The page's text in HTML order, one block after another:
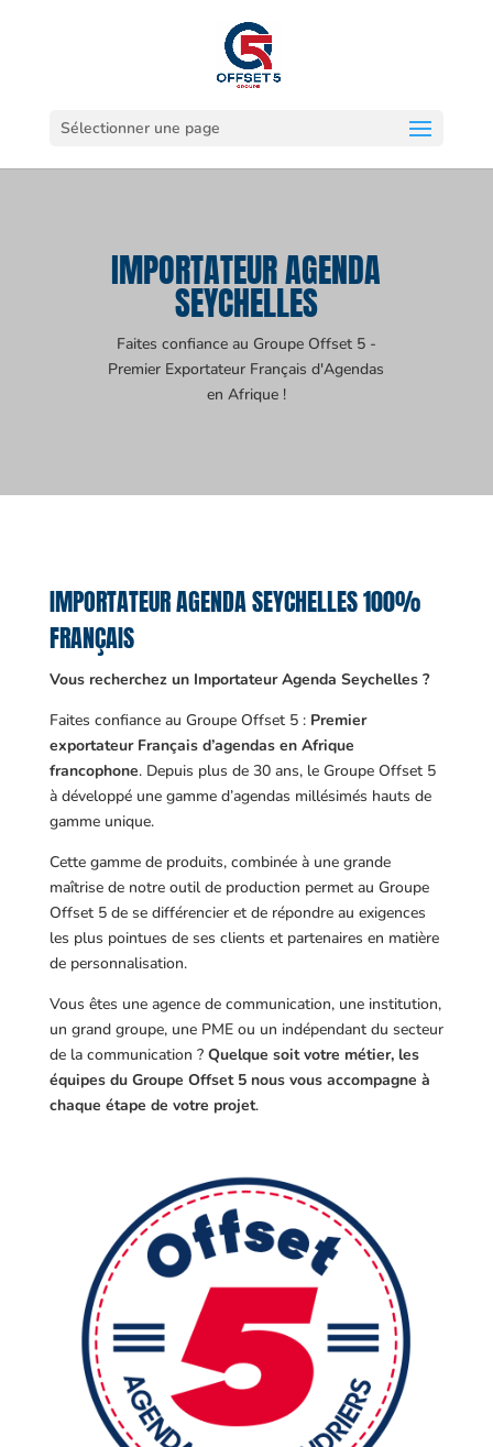
Sélectionner une page
IMPORTATEUR AGENDA
SEYCHELLES
Faites confiance au Groupe Offset 5 -
Premier Exportateur Français d'Agendas
en Afrique !
IMPORTATEUR AGENDA SEYCHELLES 100%
FRANÇAIS
Vous recherchez un Importateur Agenda Seychelles ?
Faites confiance au Groupe Offset 5 : Premier
exportateur Français d’agendas en Afrique
francophone. Depuis plus de 30 ans, le Groupe Offset 5
à développé une gamme d’agendas millésimés hauts de
gamme unique.
Cette gamme de produits, combinée à une grande
maîtrise de notre outil de production permet au Groupe
Offset 5 de se différencier et de répondre au exigences
les plus pointues de ses clients et partenaires en matière
de personnalisation.
Vous êtes une agence de communication, une institution,
un grand groupe, une PME ou un indépendant du secteur
de la communication ? Quelque soit votre métier, les
équipes du Groupe Offset 5 nous vous accompagne à
chaque étape de votre projet.